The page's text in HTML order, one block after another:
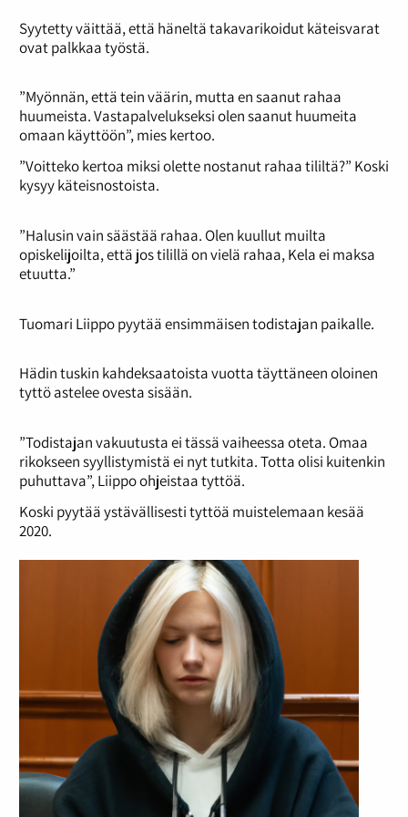
Syytetty väittää, että häneltä takavarikoidut käteisvarat
ovat palkkaa työstä.
”Myönnän, että tein väärin, mutta en saanut rahaa
huumeista. Vastapalvelukseksi olen saanut huumeita
omaan käyttöön”, mies kertoo.
”Voitteko kertoa miksi olette nostanut rahaa tililtä?” Koski
kysyy käteisnostoista.
”Halusin vain säästää rahaa. Olen kuullut muilta
opiskelijoilta, että jos tilillä on vielä rahaa, Kela ei maksa
etuutta.”
Tuomari Liippo pyytää ensimmäisen todistajan paikalle.
Hädin tuskin kahdeksaatoista vuotta täyttäneen oloinen
tyttö astelee ovesta sisään.
”Todistajan vakuutusta ei tässä vaiheessa oteta. Omaa
rikokseen syyllistymistä ei nyt tutkita. Totta olisi kuitenkin
puhuttava”, Liippo ohjeistaa tyttöä.
Koski pyytää ystävällisesti tyttöä muistelemaan kesää
2020.